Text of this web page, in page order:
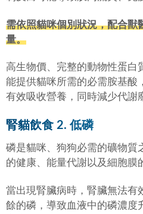
需依照貓咪個別狀況，配合獸
量。
高生物價、完整的動物性蛋白
能提供貓咪所需的必需胺基酸
有效吸收營養，同時減少代謝
腎貓飲食 2. 低磷
磷是貓咪、狗狗必需的礦物質
的健康、能量代謝以及細胞膜
當出現腎臟病時，腎臟無法有
餘的磷，導致血液中的磷濃度